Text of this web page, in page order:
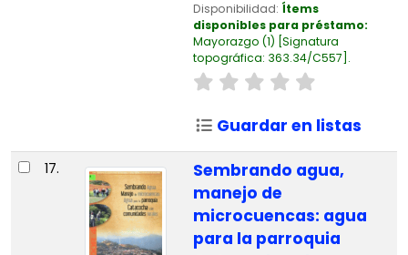
Disponibilidad: Ítems
disponibles para préstamo:
Mayorazgo (1) Signatura
topográfica: 363.34/C557 .
Guardar en listas
17.
Sembrando agua,
manejo de
microcuencas: agua
para la parroquia